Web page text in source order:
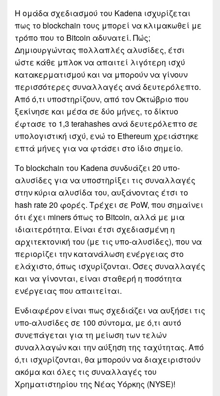
Η ομάδα σχεδιασμού του Kadena ισχυρίζεται
πως το blockchain τους μπορεί να κλιμακωθεί με
τρόπο που το Bitcoin αδυνατεί. Πώς;
Δημιουργώντας πολλαπλές αλυσίδες, έτσι
ώστε κάθε μπλοκ να απαιτεί λιγότερη ισχύ
κατακερματισμού και να μπορούν να γίνουν
περισσότερες συναλλαγές ανά δευτερόλεπτο.
Από ό,τι υποστηρίζουν, από τον Οκτώβριο που
ξεκίνησε και μέσα σε δύο μήνες, το δίκτυο
έφτασε το 1,3 terahashes ανά δευτερόλεπτο σε
υπολογιστική ισχύ, ενώ το Ethereum χρειάστηκε
επτά μήνες για να φτάσει στο ίδιο σημείο.
Το blockchain του Kadena συνδυάζει 20 υπο-
αλυσίδες για να υποστηρίξει τις συναλλαγές
στην κύρια αλυσίδα του, αυξάνοντας έτσι το
hash rate 20 φορές. Τρέχει σε PoW, που σημαίνει
ότι έχει miners όπως το Bitcoin, αλλά με μια
ιδιαιτερότητα. Είναι έτσι σχεδιασμένη η
αρχιτεκτονική του (με τις υπο-αλυσίδες), που να
περιορίζει την κατανάλωση ενέργειας στο
ελάχιστο, όπως ισχυρίζονται. Όσες συναλλαγές
και να γίνονται, είναι σταθερή η ποσότητα
ενέργειας που απαιτείται.
Ενδιαφέρον είναι πως σχεδιάζει να αυξήσει τις
υπο-αλυσίδες σε 100 σύντομα, με ό,τι αυτό
συνεπάγεται για τη μείωση των τελών
συναλλαγών και την αύξηση της ταχύτητας. Από
ό,τι ισχυρίζονται, θα μπορούν να διαχειριστούν
ακόμα και όλες τις συναλλαγές του
Χρηματιστηρίου της Νέας Υόρκης (NYSE)!